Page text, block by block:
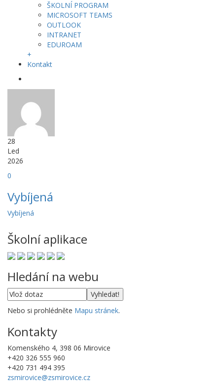
ŠKOLNÍ PROGRAM
MICROSOFT TEAMS
OUTLOOK
INTRANET
EDUROAM
+
Kontakt
28
Led
2026
0
Vybíjená
Vybíjená
Školní aplikace
Hledání na webu
Nebo si prohlédněte Mapu stránek.
Kontakty
Komenského 4, 398 06 Mirovice
+420 326 555 960
+420 731 494 395
zsmirovice@zsmirovice.cz